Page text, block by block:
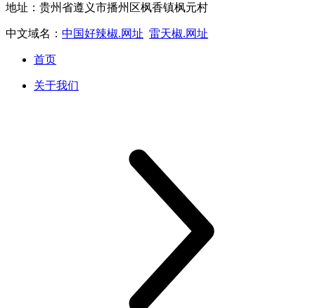
地址：贵州省遵义市播州区枫香镇枫元村
中文域名： 中国好辣椒.网址 雷天椒.网址
首页
关于我们